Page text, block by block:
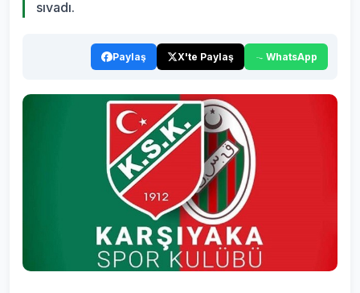
sıvadı.
Paylaş X'te Paylaş WhatsApp